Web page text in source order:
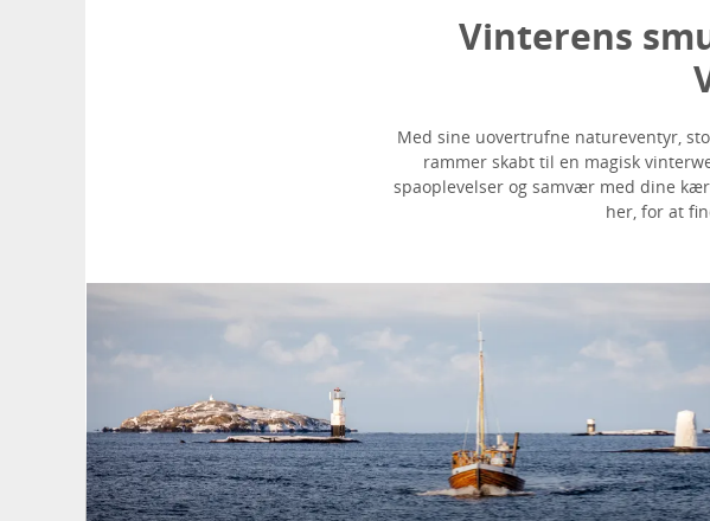
Vinterens
Med sine uovertrufne natureventyr,
rammer skabt til en magisk
spaoplevelser og samvær med dine
her, for at